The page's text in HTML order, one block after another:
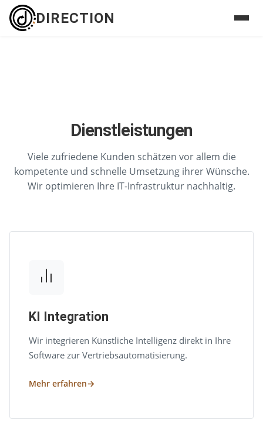
DIRECTION
Dienstleistungen
Viele zufriedene Kunden schätzen vor allem die
kompetente und schnelle Umsetzung ihrer Wünsche.
Wir optimieren Ihre IT-Infrastruktur nachhaltig.
KI Integration
Wir integrieren Künstliche Intelligenz direkt in Ihre
Software zur Vertriebsautomatisierung.
Mehr erfahren